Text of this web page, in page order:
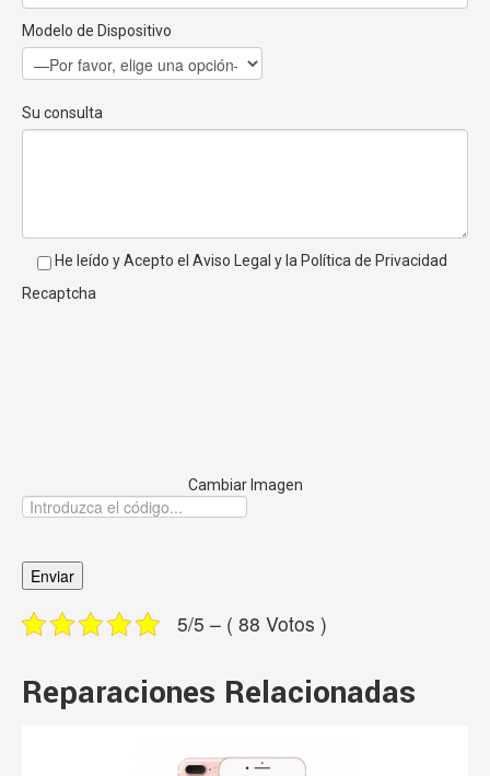
Modelo de Dispositivo
Su consulta
He leído y Acepto el Aviso Legal y la Política de Privacidad
Recaptcha
Cambiar Imagen
5/5 – ( 88 Votos )
Reparaciones Relacionadas